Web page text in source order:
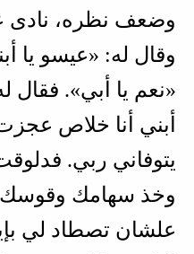
وضعف نظره، نادى
وقال له: «عيسو يا
«نعم يا أبي». فقال
أبني أنا خلاص
يتوفاني ربي.
وخذ سهامك وقوسك،
علشان تصطاد لي